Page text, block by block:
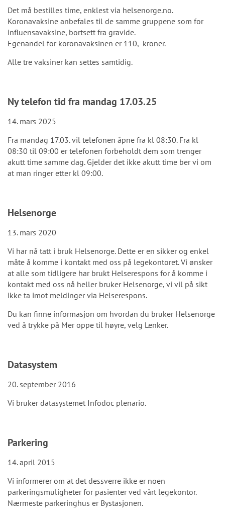
Det må bestilles time, enklest via helsenorge.no.
Koronavaksine anbefales til de samme gruppene som for
influensavaksine, bortsett fra gravide.
Egenandel for koronavaksinen er 110,- kroner.
Alle tre vaksiner kan settes samtidig.
Ny telefon tid fra mandag 17.03.25
14. mars 2025
Fra mandag 17.03. vil telefonen åpne fra kl 08:30. Fra kl
08:30 til 09:00 er telefonen forbeholdt dem som trenger
akutt time samme dag. Gjelder det ikke akutt time ber vi om
at man ringer etter kl 09:00.
Helsenorge
13. mars 2020
Vi har nå tatt i bruk Helsenorge. Dette er en sikker og enkel
måte å komme i kontakt med oss på legekontoret. Vi ønsker
at alle som tidligere har brukt Helserespons for å komme i
kontakt med oss nå heller bruker Helsenorge, vi vil på sikt
ikke ta imot meldinger via Helserespons.
Du kan finne informasjon om hvordan du bruker Helsenorge
ved å trykke på Mer oppe til høyre, velg Lenker.
Datasystem
20. september 2016
Vi bruker datasystemet Infodoc plenario.
Parkering
14. april 2015
Vi informerer om at det dessverre ikke er noen
parkeringsmuligheter for pasienter ved vårt legekontor.
Nærmeste parkeringhus er Bystasjonen.